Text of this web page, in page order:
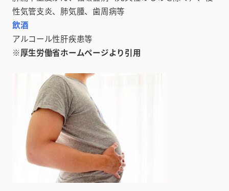
性気管支炎、肺気腫、歯周病等
飲酒
アルコール性肝疾患等
※厚生労働省ホームページより引用